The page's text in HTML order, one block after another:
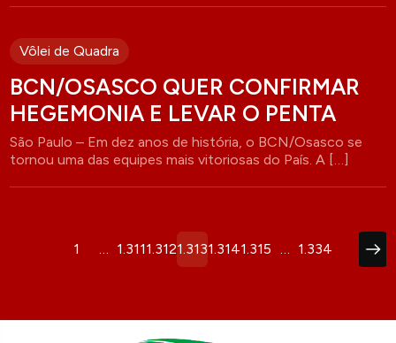
Vôlei de Quadra
BCN/OSASCO QUER CONFIRMAR
HEGEMONIA E LEVAR O PENTA
São Paulo – Em dez anos de história, o BCN/Osasco se
tornou uma das equipes mais vitoriosas do País. A […]
Paginação
posts
1 … 1.3111.3121.3131.3141.315 … 1.334